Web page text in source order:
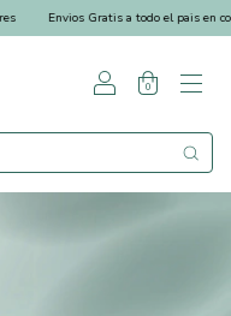
Envios Gratis a todo el pais en
0